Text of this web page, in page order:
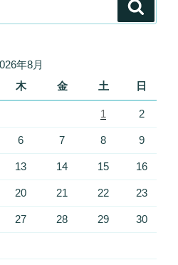
年8月
木 金 土 日
1 2
6 7 8 9
13 14 15 16
20 21 22 23
27 28 29 30